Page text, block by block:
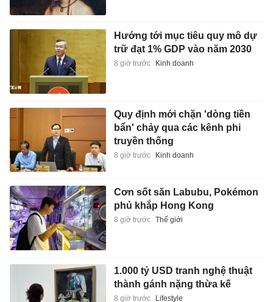
Hướng tới mục tiêu quy mô dự
trữ đạt 1% GDP vào năm 2030
8 giờ trước Kinh doanh
Quy định mới chặn 'dòng tiền
bẩn' chảy qua các kênh phi
truyền thống
8 giờ trước Kinh doanh
Cơn sốt săn Labubu, Pokémon
phủ khắp Hong Kong
8 giờ trước Thế giới
1.000 tỷ USD tranh nghệ thuật
thành gánh nặng thừa kế
8 giờ trước Lifestyle